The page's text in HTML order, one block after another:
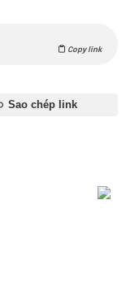
Copy link
Sao chép link